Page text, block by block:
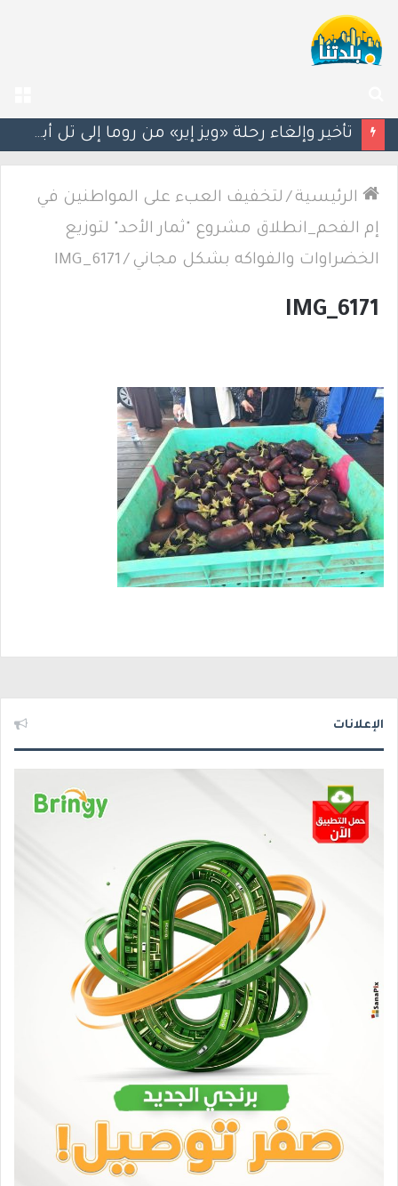
عن
تأخير وإلغاء رحلة «ويز إير» من روما إلى تل أبيب بعد طلب مسافر النزول خشية انتهاك السبت
الرئيسية / لتخفيف العبء على المواطنين في
إم الفحم_انطلاق مشروع "ثمار الأحد" لتوزيع
الخضراوات والفواكه بشكل مجاني /
IMG_6171
IMG_6171
الإعلانات